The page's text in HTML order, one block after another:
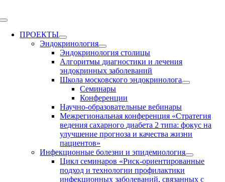
to
Toggle
NavigationПРОЕКТЫ
Эндокринология
Эндокринология столицы
Алгоритмы диагностики и лечения
эндокринных заболеваний
Школа московского эндокринолога
Семинары
Конференции
Научно-образовательные вебинары
Межрегиональная конференция «Стратегия
ведения сахарного диабета 2 типа: фокус на
улучшение прогноза и качества жизни
пациентов»
Инфекционные болезни и эпидемиология
Цикл семинаров «Риск-ориентированные
подход и технологии профилактики
инфекционных заболеваний, связанных с